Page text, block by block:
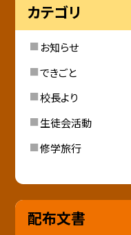
カテゴリ
お知らせ
できごと
校長より
生徒会活動
修学旅行
配布文書